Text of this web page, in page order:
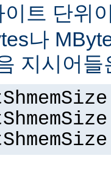
이트 단위
나
지시어들